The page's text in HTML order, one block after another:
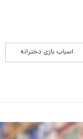
اسباب بازی دخترانه